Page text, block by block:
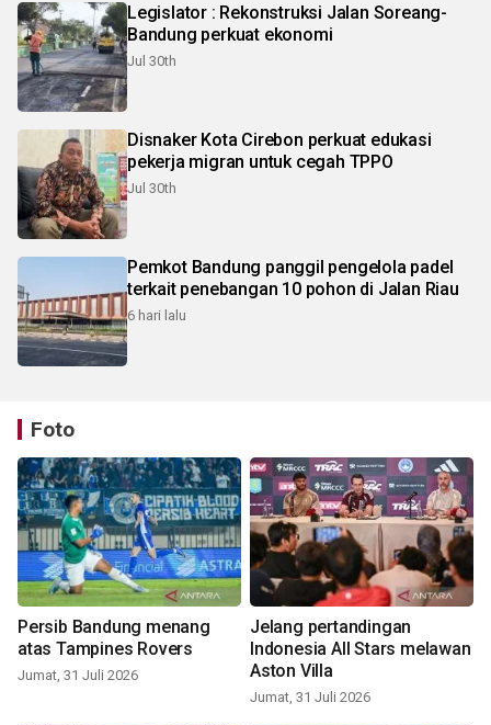
Legislator : Rekonstruksi Jalan Soreang-
Bandung perkuat ekonomi
Jul 30th
Disnaker Kota Cirebon perkuat edukasi
pekerja migran untuk cegah TPPO
Jul 30th
Pemkot Bandung panggil pengelola padel
terkait penebangan 10 pohon di Jalan Riau
6 hari lalu
Foto
Persib Bandung menang
atas Tampines Rovers
Jumat, 31 Juli 2026
Jelang pertandingan
Indonesia All Stars melawan
Aston Villa
Jumat, 31 Juli 2026